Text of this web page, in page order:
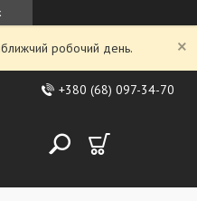
робочий день.
+380 (68) 097-34-70